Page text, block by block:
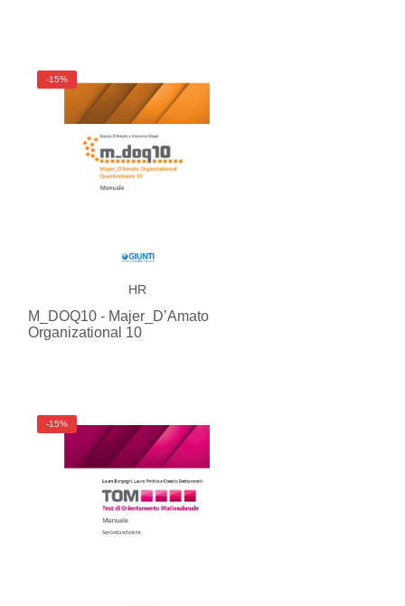
HR
-15%
M_DOQ10 - Majer_D’Amato
Organizational 10
-15%